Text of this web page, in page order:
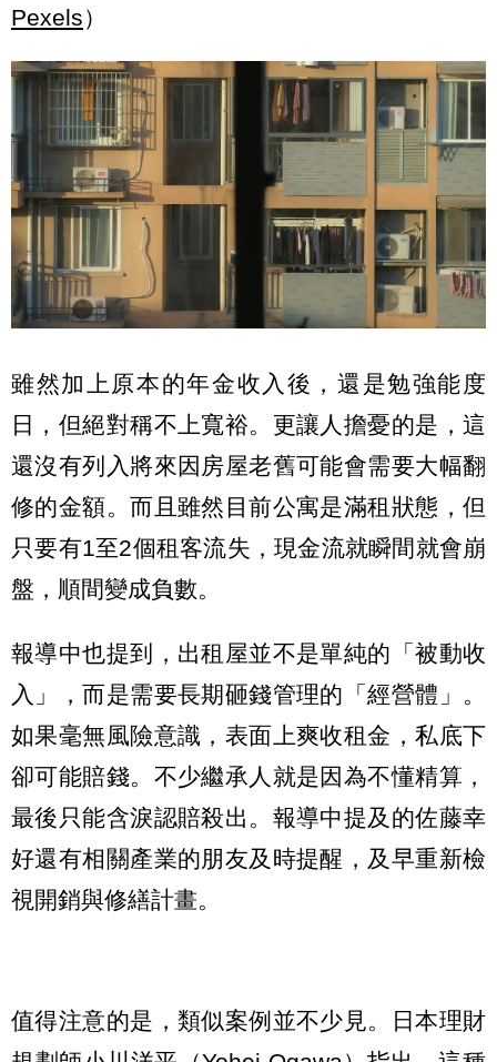
Pexels）
雖然加上原本的年金收入後，還是勉強能度
日，但絕對稱不上寬裕。更讓人擔憂的是，這
還沒有列入將來因房屋老舊可能會需要大幅翻
修的金額。而且雖然目前公寓是滿租狀態，但
只要有1至2個租客流失，現金流就瞬間就會崩
盤，順間變成負數。
報導中也提到，出租屋並不是單純的「被動收
入」，而是需要長期砸錢管理的「經營體」。
如果毫無風險意識，表面上爽收租金，私底下
卻可能賠錢。不少繼承人就是因為不懂精算，
最後只能含淚認賠殺出。報導中提及的佐藤幸
好還有相關產業的朋友及時提醒，及早重新檢
視開銷與修繕計畫。
值得注意的是，類似案例並不少見。日本理財